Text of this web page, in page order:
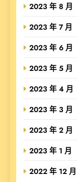
2023 年 8 月
2023 年 7 月
2023 年 6 月
2023 年 5 月
2023 年 4 月
2023 年 3 月
2023 年 2 月
2023 年 1 月
2022 年 12 月